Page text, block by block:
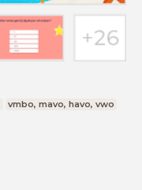
vmbo, mavo, havo, vwo